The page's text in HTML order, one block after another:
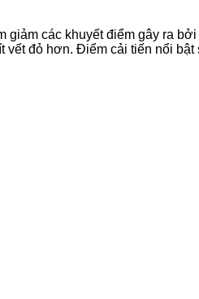
giảm các khuyết điểm gây ra
đỏ hơn. Điểm cải tiến nổi bật